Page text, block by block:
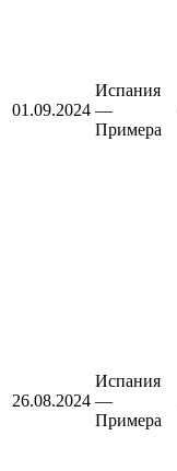
01.09.2024
Испания
—
Примера
26.08.2024
Испания
—
Примера